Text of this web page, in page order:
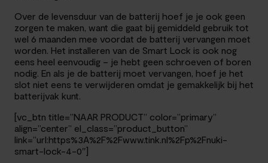
Over de levensduur van de batterij hoef je je ook geen
zorgen te maken, want die gaat bij gemiddeld gebruik tot
wel 6 maanden mee voordat de batterij vervangen moet
worden. Het installeren van de Smart Lock is ook nog
eens heel eenvoudig – je hebt geen schroeven of boren
nodig. En als je de batterij moet vervangen, hoef je het
slot niet eens te verwijderen omdat je gemakkelijk bij het
batterijvak kunt.
[vc_btn title=”NAAR PRODUCT” color=”primary”
align=”center” el_class=”product_button”
link=”url:https%3A%2F%2Fwww.tink.nl%2Fp%2Fnuki-
smart-lock-4-0″]